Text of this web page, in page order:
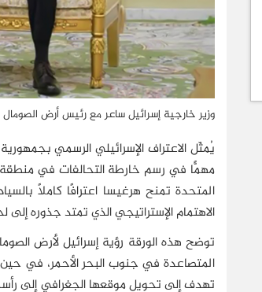
وزير خارجية إسرائيل ساعر مع رئيس أرض
يُمثّل الاعتراف الإسرائيلي الرسمي
مهمًّا في رسم خارطة التحالفات في منطقة
المتحدة تمنح هرغيسا اعترافًا كاملًا
الاهتمام الإستراتيجي الذي تمتد جذوره إلى
توضح هذه الورقة رؤية إسرائيل لأرض
المتصاعدة في جنوب البحر الأحمر، في
تهدف إلى تحويل موقعها الجغرافي إلى